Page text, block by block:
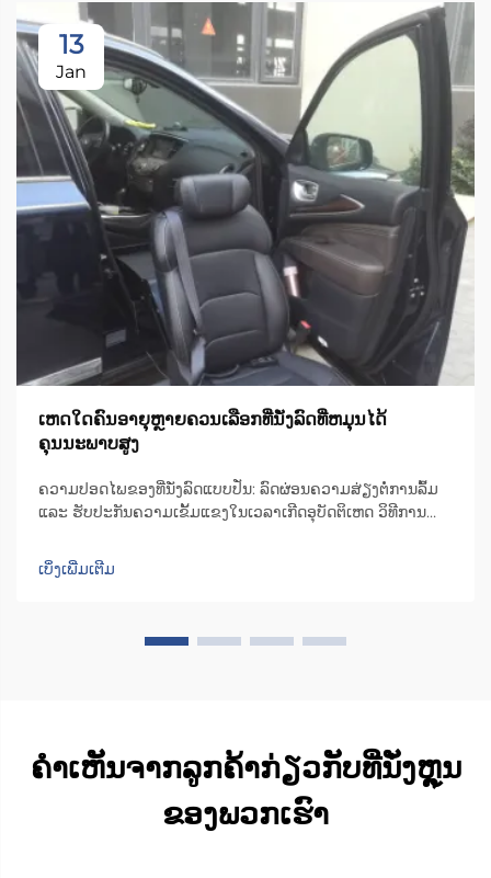
13
Jan
ເຫດໃດຄົນອາຍຸຫຼາຍຄວນເລືອກທີ່ນັ່ງລົດທີ່ຫມຸນໄດ້
ຄຸນນະພາບສູງ
ຄວາມປອດໄພຂອງທີ່ນັ່ງລົດແບບປັ່ນ: ລົດຜ່ອນຄວາມສ່ຽງຕໍ່ການລົ້ມ
ແລະ ຮັບປະກັນຄວາມເຂັ້ມແຂງໃນເວລາເກີດອຸບັດຕິເຫດ ວິທີການ
ການຍ້າຍຕົວ ເກົ້າອີ້ຫຼືທີ່ນັ່ງມີເຄື່ອງຈັກທີ່ສາມາດປັ່ນໄດ້ເປັນພິເສດ ເຊິ່ງ
ຊ່ວຍປັ່ນທີ່ນັ່ງໄປ 90 ອົງສາໄປທາງດ້ານປະຕູລົດ ເພື່ອໃຫ້ຜູ້ໃຊ້...
ເບິ່ງເພີ່ມເຕີມ
ຄຳເຫັນຈາກລູກຄ້າກ່ຽວກັບທີ່ນັ່ງຫຼຸນ
ຂອງພວກເຮົາ